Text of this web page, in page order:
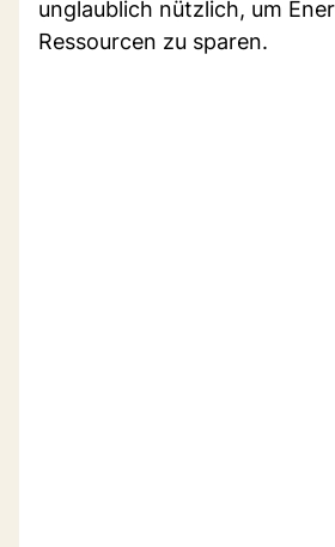
unglaublich nützlich, um
Ressourcen zu sparen.